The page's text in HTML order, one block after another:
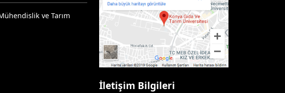
ve Tarım
İletişim Bilgileri